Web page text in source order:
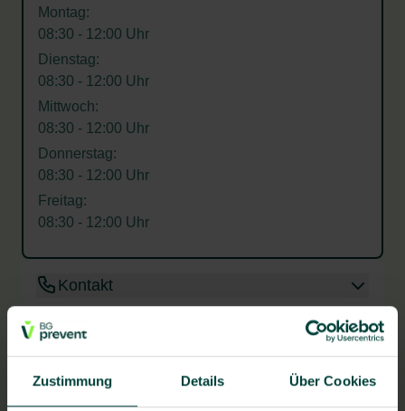
Zustimmung Details Über Cookies
Montag:
08:30 - 12:00 Uhr
Dienstag:
08:30 - 12:00 Uhr
Mittwoch:
08:30 - 12:00 Uhr
Donnerstag:
08:30 - 12:00 Uhr
Freitag:
08:30 - 12:00 Uhr
Kontakt
BG prevent Gesundheitszentrum Marktredwitz
Industrieallee 2
Marktredwitz 95615
Tel.+499231952880
Cluster
Dieses Zentrum ist Teil des Clusters
Weitere Zentren des Clusters: